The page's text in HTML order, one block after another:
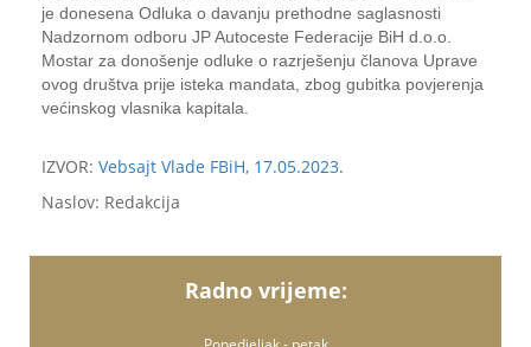
je donesena Odluka o davanju prethodne saglasnosti
Nadzornom odboru JP Autoceste Federacije BiH d.o.o.
Mostar za donošenje odluke o razrješenju članova Uprave
ovog društva prije isteka mandata, zbog gubitka povjerenja
većinskog vlasnika kapitala.
IZVOR: Vebsajt Vlade FBiH, 17.05.2023.
Naslov: Redakcija
Radno vrijeme: